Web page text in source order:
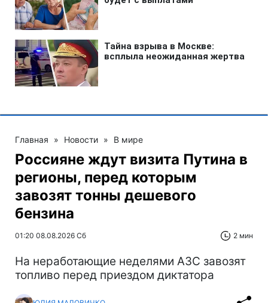
Главная » Новости » В мире
Россияне ждут визита Путина в
регионы, перед которым
завозят тонны дешевого
бензина
01:20 08.08.2026 Сб 2 мин
На неработающие неделями АЗС завозят
топливо перед приездом диктатора